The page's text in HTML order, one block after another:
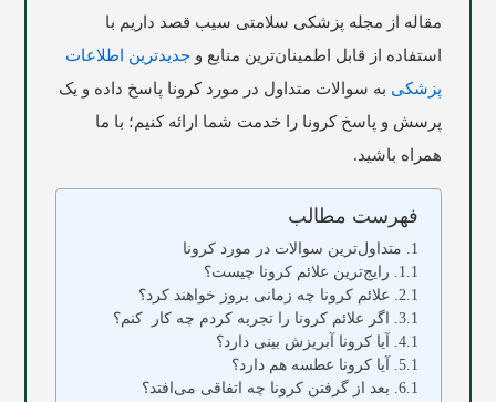
مقاله از مجله پزشکی سلامتی سیب قصد داریم با
استفاده از قابل اطمینان‌ترین منابع وجدیدترین اطلاعات
پزشکی به سوالات متداول در مورد کرونا پاسخ داده و یک
پرسش و پاسخ کرونا را خدمت شما ارائه کنیم؛ با ما
همراه باشید.
فهرست مطالب
متداول‌ترین سوالات در مورد کرونا
رایج‌ترین علائم کرونا چیست؟
علائم کرونا چه زمانی بروز خواهند کرد؟
اگر علائم کرونا را تجربه کردم چه کار کنم؟
آیا کرونا آبریزش بینی دارد؟
آیا کرونا عطسه هم دارد؟
بعد از گرفتن کرونا چه اتفاقی می‌افتد؟